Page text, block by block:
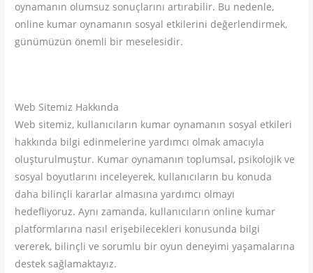
oynamanın olumsuz sonuçlarını artırabilir. Bu nedenle,
online kumar oynamanın sosyal etkilerini değerlendirmek,
günümüzün önemli bir meselesidir.
Web Sitemiz Hakkında
Web sitemiz, kullanıcıların kumar oynamanın sosyal etkileri
hakkında bilgi edinmelerine yardımcı olmak amacıyla
oluşturulmuştur. Kumar oynamanın toplumsal, psikolojik ve
sosyal boyutlarını inceleyerek, kullanıcıların bu konuda
daha bilinçli kararlar almasına yardımcı olmayı
hedefliyoruz. Aynı zamanda, kullanıcıların online kumar
platformlarına nasıl erişebilecekleri konusunda bilgi
vererek, bilinçli ve sorumlu bir oyun deneyimi yaşamalarına
destek sağlamaktayız.